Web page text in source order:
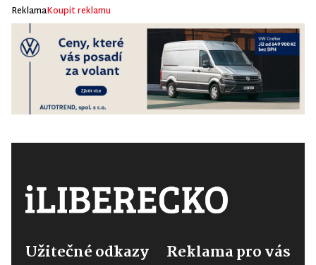
ReklamaKoupit reklamu
Užitečné odkazy Reklama pro vás